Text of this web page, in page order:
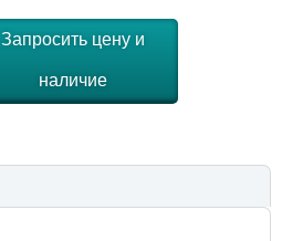
Запросить цену и
наличие